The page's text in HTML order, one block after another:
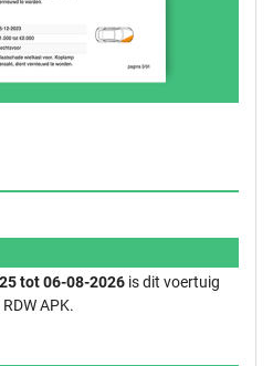
tot 06-08-2026 is dit voertuig
APK.